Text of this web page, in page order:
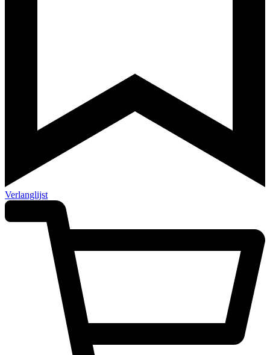
Verlanglijst